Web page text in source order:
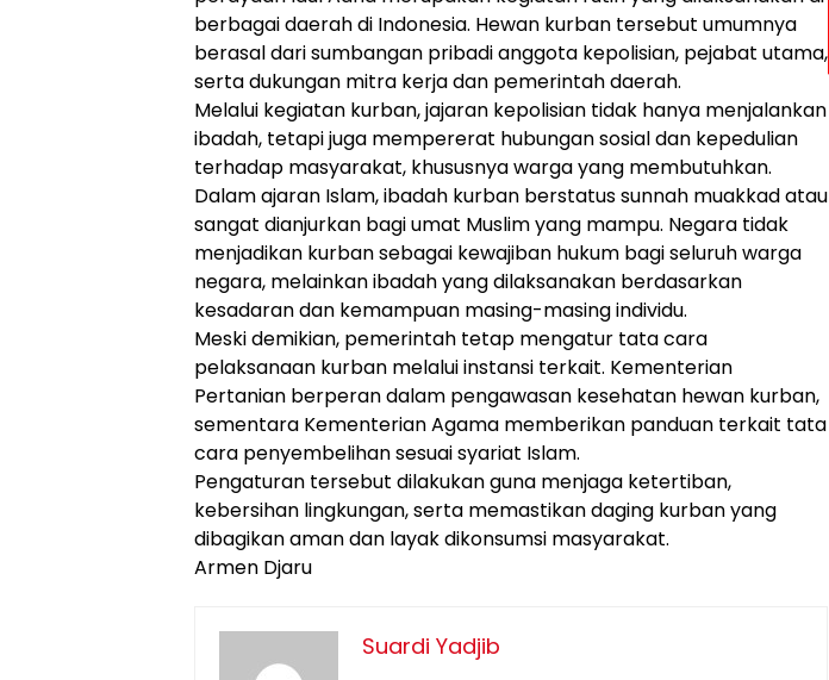
berbagai daerah di Indonesia. Hewan kurban tersebut umumnya
berasal dari sumbangan pribadi anggota kepolisian, pejabat utama,
serta dukungan mitra kerja dan pemerintah daerah.
Melalui kegiatan kurban, jajaran kepolisian tidak hanya menjalankan
ibadah, tetapi juga mempererat hubungan sosial dan kepedulian
terhadap masyarakat, khususnya warga yang membutuhkan.
Dalam ajaran Islam, ibadah kurban berstatus sunnah muakkad atau
sangat dianjurkan bagi umat Muslim yang mampu. Negara tidak
menjadikan kurban sebagai kewajiban hukum bagi seluruh warga
negara, melainkan ibadah yang dilaksanakan berdasarkan
kesadaran dan kemampuan masing-masing individu.
Meski demikian, pemerintah tetap mengatur tata cara
pelaksanaan kurban melalui instansi terkait. Kementerian
Pertanian berperan dalam pengawasan kesehatan hewan kurban,
sementara Kementerian Agama memberikan panduan terkait tata
cara penyembelihan sesuai syariat Islam.
Pengaturan tersebut dilakukan guna menjaga ketertiban,
kebersihan lingkungan, serta memastikan daging kurban yang
dibagikan aman dan layak dikonsumsi masyarakat.
Armen Djaru
Suardi Yadjib